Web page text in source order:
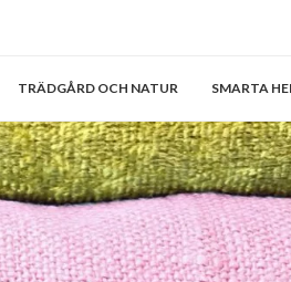
TRÄDGÅRD OCH NATUR SMARTA